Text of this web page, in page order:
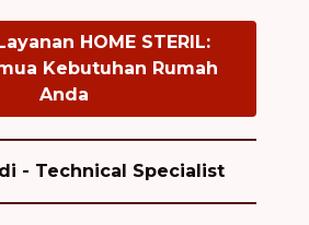
HOME STERIL:
Kebutuhan Rumah
Anda
- Technical Specialist